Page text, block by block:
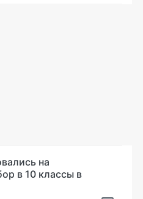
на
в 10 классы в